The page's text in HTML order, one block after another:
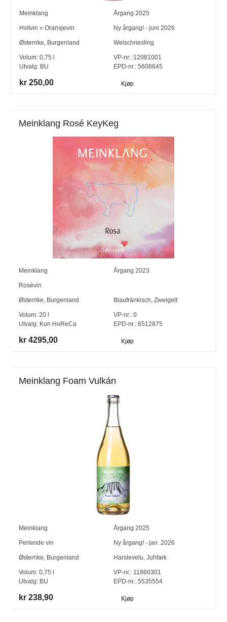
Meinklang Årgang 2025
Hvitvin »Oransjevin Ny årgang! - juni 2026
Østerrike, Burgenland Welschriesling
Volum:0,75
Utvalg: BU
VP-nr.: 12081001
EPD-nr.: 5606645
kr 250,00 Kjøp
Meinklang Rosé KeyKeg
Meinklang Årgang 2023
Rosévin
Østerrike, Burgenland Blaufränkisch, Zweigelt
Volum:20
Utvalg: Kun HoReCa
VP-nr.:0
EPD-nr.: 6512875
kr 4295,00 Kjøp
Meinklang Foam Vulkán
Meinklang Årgang 2025
Perlende vin Ny årgang! - jan. 2026
Østerrike, Burgenland Harslevelu, Juhfark
Volum:0,75
Utvalg: BU
VP-nr.:11860301
EPD-nr.: 5535554
kr 238,90 Kjøp